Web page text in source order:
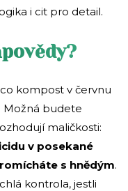
i cit pro detail.
kompost v červnu
Možná budete
maličkosti:
v posekané
s hnědým.
kontrola, jestli